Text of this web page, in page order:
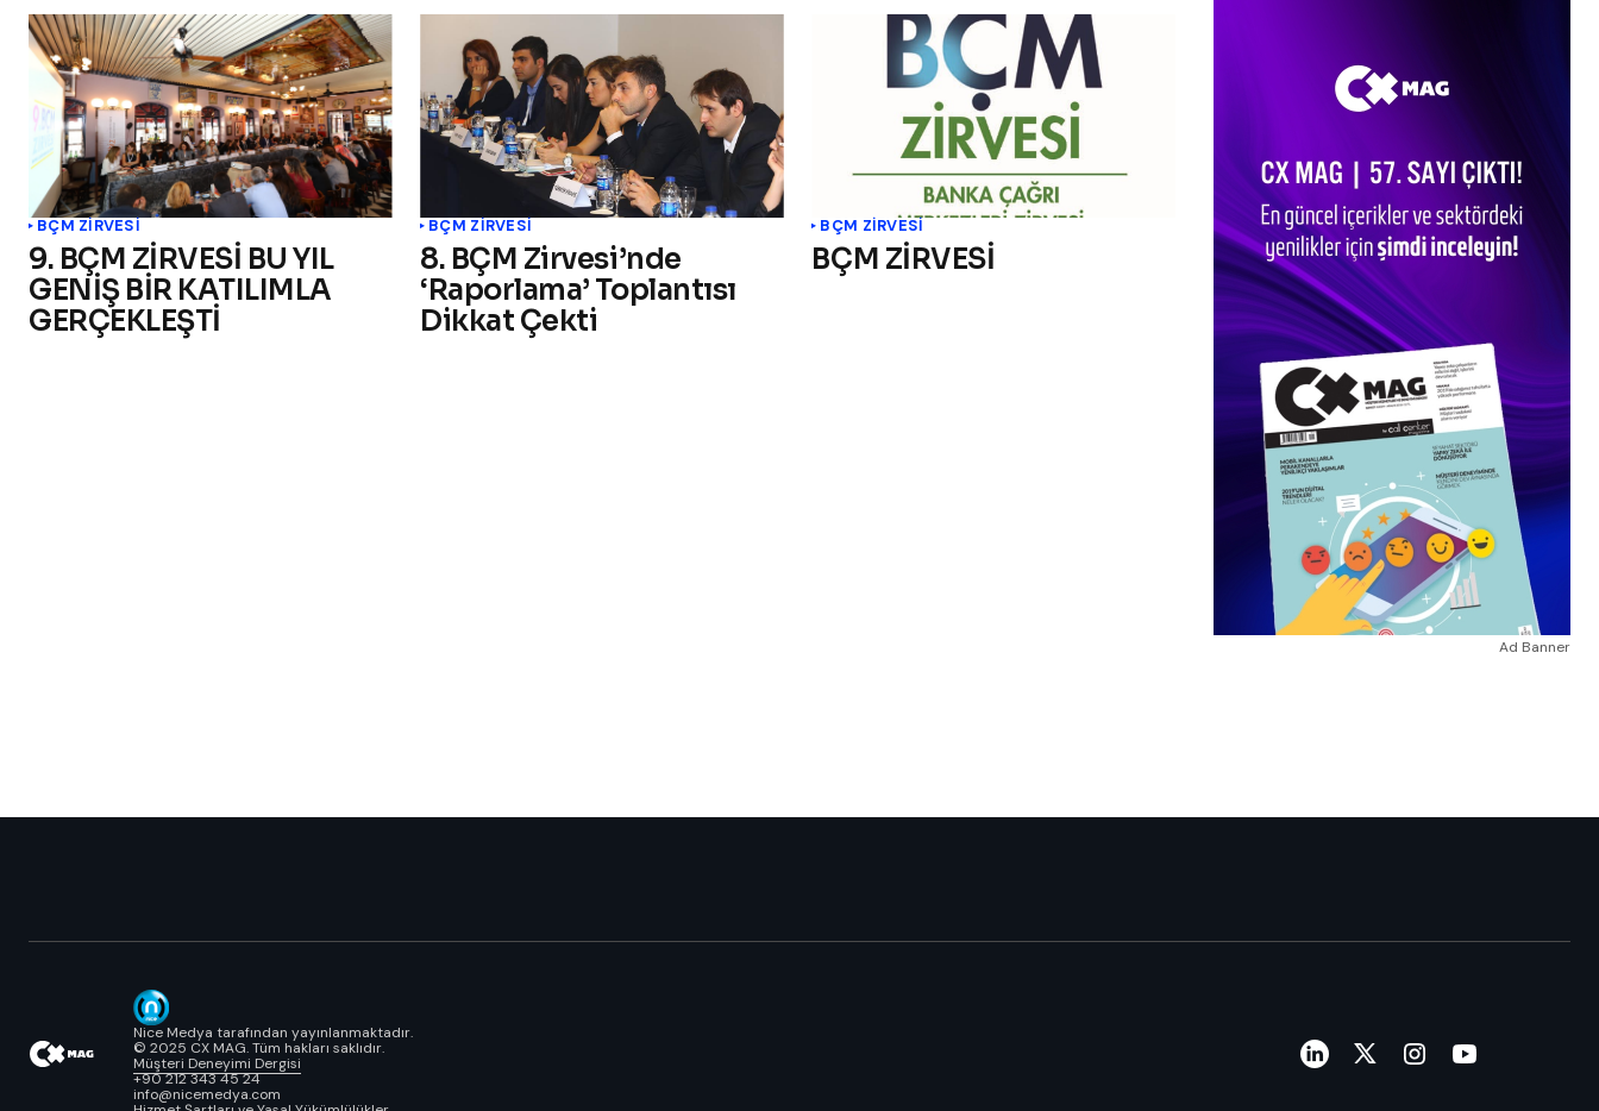
BÇM ZİRVESİ
9. BÇM ZİRVESİ BU YIL
GENİŞ BİR KATILIMLA
GERÇEKLEŞTİ
BÇM ZİRVESİ
8. BÇM Zirvesi’nde
‘Raporlama’ Toplantısı
Dikkat Çekti
BÇM ZİRVESİ
BÇM ZİRVESİ
Ad Banner
Nice Medya tarafından yayınlanmaktadır.
© 2025 CX MAG. Tüm hakları saklıdır.
Müşteri Deneyimi Dergisi
+90 212 343 45 24
info@nicemedya.com